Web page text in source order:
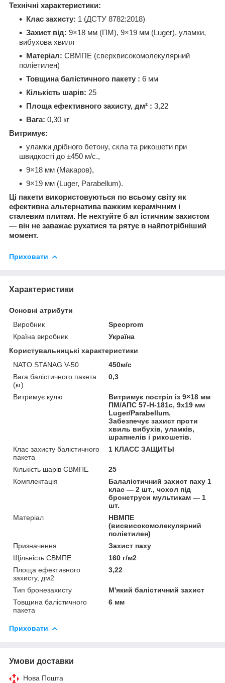
Технічні характеристики:
Клас захисту: 1 (ДСТУ 8782:2018)
Захист від: 9×18 мм (ПМ), 9×19 мм (Luger), уламки,
вибухова хвиля
Матеріал: СВМПЕ (сверхвисокомолекулярний
поліетилен)
Товщина балістичного пакету : 6 мм
Кількість шарів: 25
Площа ефективного захисту, дм² : 3,22
Вага: 0,30 кг
Витримує:
уламки дрібного бетону, скла та рикошети при
швидкості до ±450 м/с.,
9×18 мм (Макаров),
9×19 мм (Luger, Parabellum).
Ці пакети використовуються по всьому світу як
ефективна альтернатива важким керамічним і
сталевим плитам. Не нехтуйте б ал істичним захистом
— він не заважає рухатися та рятує в найпотрібніший
момент.
Приховати
Характеристики
Основні атрибути
Виробник
Specprom
Країна виробник
Україна
Користувальницькі характеристики
NATO STANAG V-50
450м/с
Вага балістичного пакета
(кг)
0,3
Витримує кулю
Витримує постріл із 9×18 мм
ПМ/АПС 57-Н-181с, 9х19 мм
Luger/Parabellum.
Забезпечує захист проти
хвиль вибухів, уламків,
шрапнелів і рикошетів.
Клас захисту балістичного
пакета
1 КЛАСС ЗАЩИТЫ
Кількість шарів СВМПЕ
25
Комплектація
Балалістичний захист паху 1
клас — 2 шт., чохол під
бронетруси мультикам — 1
шт.
Матеріал
НВМПЕ
(висвисокомолекулярний
поліетилен)
Призначення
Захист паху
Щільність СВМПЕ
160 г/м2
Площа ефективного
захисту, дм2
3,22
Тип бронезахисту
М'який балістичний захист
Товщина балістичного
пакета
6 мм
Приховати
Умови доставки
Нова Пошта